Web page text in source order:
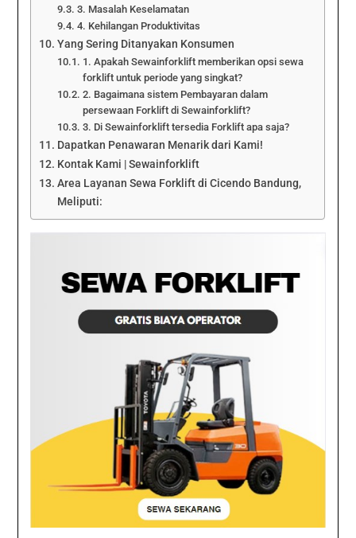
3. Masalah Keselamatan
4. Kehilangan Produktivitas
Yang Sering Ditanyakan Konsumen
1. Apakah Sewainforklift memberikan opsi sewa
forklift untuk periode yang singkat?
2. Bagaimana sistem Pembayaran dalam
persewaan Forklift di Sewainforklift?
3. Di Sewainforklift tersedia Forklift apa saja?
Dapatkan Penawaran Menarik dari Kami!
Kontak Kami | Sewainforklift
Area Layanan Sewa Forklift di Cicendo Bandung,
Meliputi: